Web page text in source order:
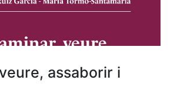
assaborir i